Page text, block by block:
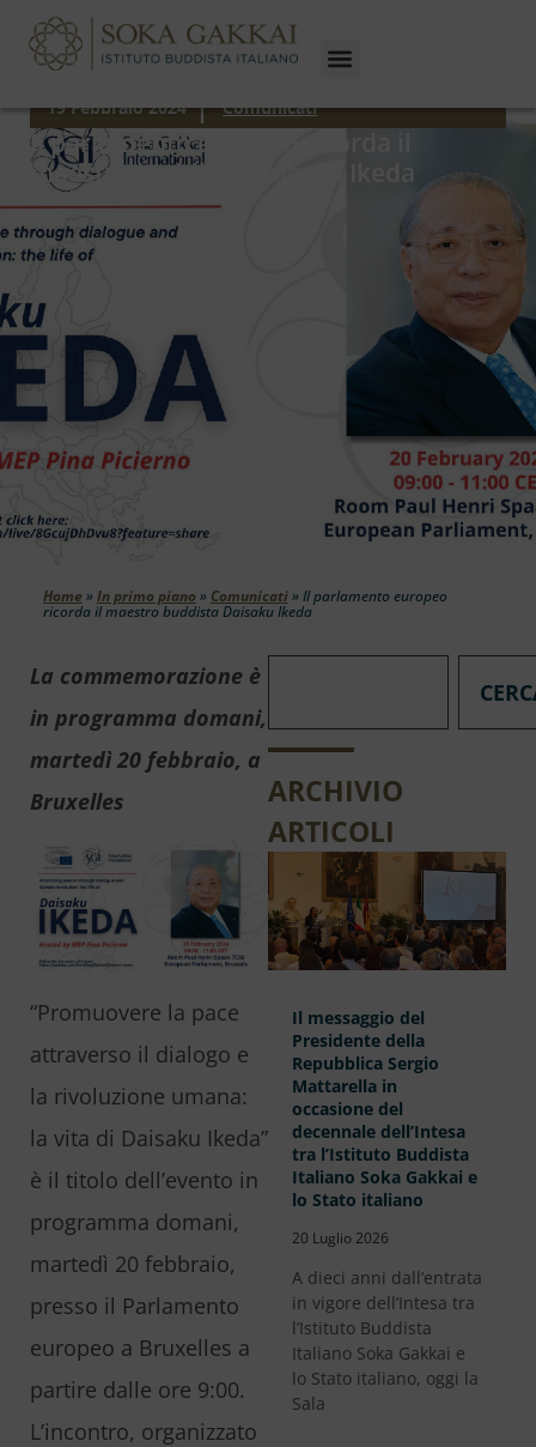
19 Febbraio 2024 Comunicati
Il parlamento europeo ricorda il
maestro buddista Daisaku Ikeda
Home » In primo piano» Comunicati» Il parlamento europeo
ricorda il maestro buddista Daisaku Ikeda
La commemorazione è
in programma domani,
martedì 20 febbraio, a
Bruxelles
“Promuovere la pace
attraverso il dialogo e
la rivoluzione umana:
la vita di Daisaku Ikeda”
è il titolo dell’evento in
programma domani,
martedì 20 febbraio,
presso il Parlamento
europeo a Bruxelles a
partire dalle ore 9:00.
L’incontro, organizzato
ARCHIVIO
ARTICOLI
Il messaggio del
Presidente della
Repubblica Sergio
Mattarella in
occasione del
decennale dell’Intesa
tra l’Istituto Buddista
Italiano Soka Gakkai e
lo Stato italiano
20 Luglio 2026
A dieci anni dall’entrata
in vigore dell’Intesa tra
l’Istituto Buddista
Italiano Soka Gakkai e
lo Stato italiano, oggi la
Sala